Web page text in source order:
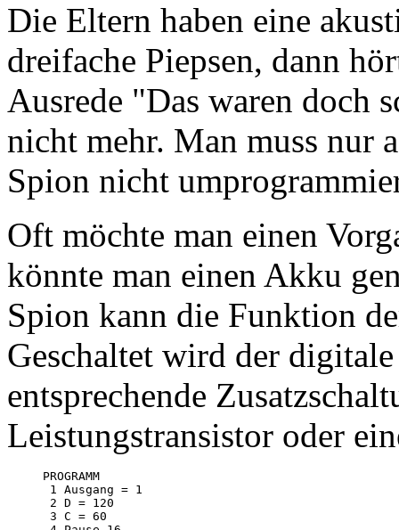
Die Eltern haben eine
dreifache Piepsen, dann
Ausrede "Das waren
nicht mehr. Man muss nur
Spion nicht
Oft möchte man einen
könnte man einen Akku
Spion kann die Funktion
Geschaltet wird der
entsprechende
Leistungstransistor oder
PROGRAMM
1 Ausgang = 1
2 D = 120
3 C = 60